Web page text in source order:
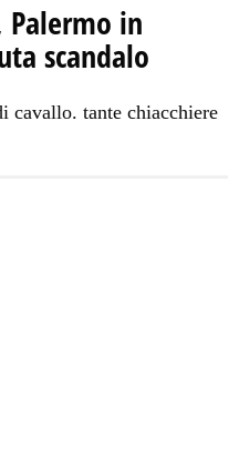
in
scandalo
cavallo. tante chiacchiere